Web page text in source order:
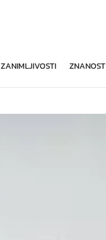
ZANIMLJIVOSTI ZNANOST